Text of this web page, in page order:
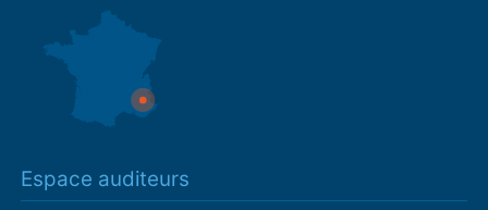
Espace auditeurs